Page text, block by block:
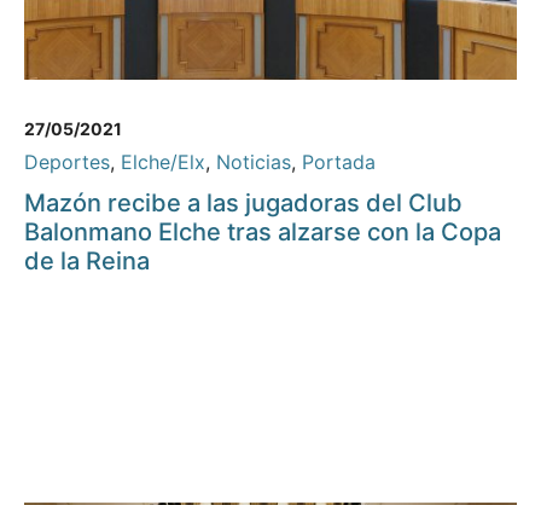
27/05/2021
Deportes, Elche/Elx, Noticias, Portada
Mazón recibe a las jugadoras del Club
Balonmano Elche tras alzarse con la Copa
de la Reina